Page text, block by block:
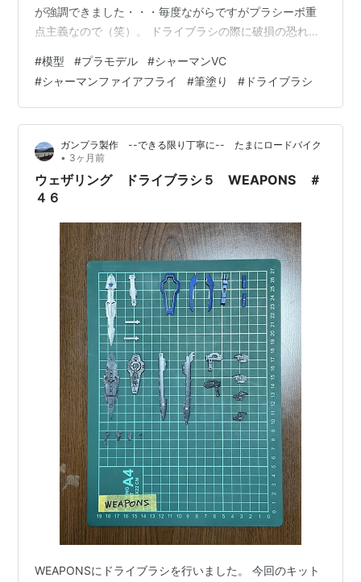
が強調できました・・・毎度ながらですがプラシーボ重
点主義なので（笑）。 ドライブラシの際に破損の恐れが
ッチングパーツを使ってみました。 キットには曲げ加工
用の治具が付属しているので加工はまぁまぁやり易いで
すが、やっぱ瞬着での接着は若干四苦八苦です。３本目
の手が欲しくなります。 テールランプのガードはこんな
感じ↓。 瞬着の扱い方がヘタなので接着箇所がどうして
も汚くなってしまいます。キットにはプラパ…
#模型 #プラモデル #シャーマンVC
#シャーマンファイアフライ #筆塗り # ドライブラシ
ガンプラ製作 --できる限り丁寧に-- たまにロードバイク
• 3ヶ月前
ウェザリング ドライブラシ５ WEAPONS ＃
４６
WEAPONSにドライブラシを行いました。 今回のキット